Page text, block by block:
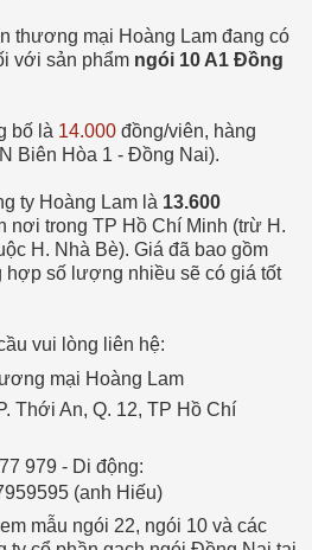
thương mại Hoàng Lam đang có
với sản phẩm ngói 10 A1 Đồng
bố là 14.000 đồng/viên, hàng
Biên Hòa 1 - Đồng Nai).
ty Hoàng Lam là 13.600
nơi trong TP Hồ Chí Minh (trừ H.
H. Nhà Bè). Giá đã bao gồm
hợp số lượng nhiều sẽ có giá tốt
vui lòng liên hệ:
mại Hoàng Lam
Thới An, Q. 12, TP Hồ Chí
979 - Di động:
(anh Hiếu)
mẫu ngói 22, ngói 10 và các